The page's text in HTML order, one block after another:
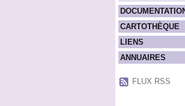
CARTOTHÈQUE
LIENS
ANNUAIRES
FLUX RSS